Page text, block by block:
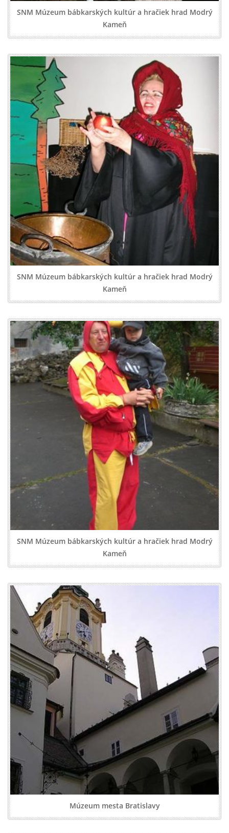
SNM Múzeum bábkarských kultúr a hračiek hrad Modrý
Kameň
SNM Múzeum bábkarských kultúr a hračiek hrad Modrý
Kameň
SNM Múzeum bábkarských kultúr a hračiek hrad Modrý
Kameň
Múzeum mesta Bratislavy